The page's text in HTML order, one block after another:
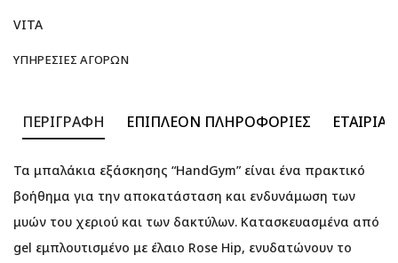
VITA
ΥΠΗΡΕΣΊΕΣ ΑΓΟΡΏΝ
ΠΕΡΙΓΡΑΦΉ ΕΠΙΠΛΈΟΝ ΠΛΗΡΟΦΟΡΊΕΣ ΕΤΑΙΡΊΑ
Τα μπαλάκια εξάσκησης “HandGym” είναι ένα πρακτικό
βοήθημα για την αποκατάσταση και ενδυνάμωση των
μυών του χεριού και των δακτύλων. Κατασκευασμένα από
gel εμπλουτισμένο με έλαιο Rose Hip, ενυδατώνουν το